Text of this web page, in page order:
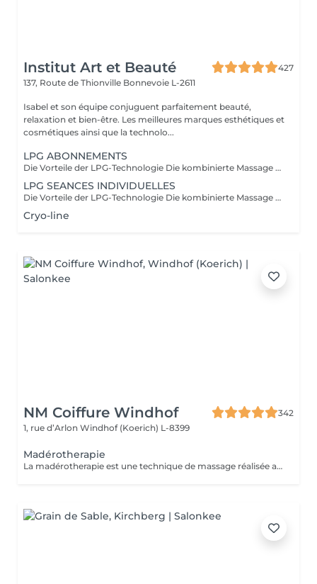
Institut Art et Beauté
427
137, Route de Thionville Bonnevoie L-2611
Isabel et son équipe conjuguent parfaitement beauté,
relaxation et bien-être. Les meilleures marques esthétiques et
cosmétiques ainsi que la technolo...
LPG ABONNEMENTS
Die Vorteile der LPG-Technologie Die kombinierte Massage und Saugwirkung des LPG Cellu M6 Medical bietet 100 % natürliche Schlankheits-, Anti-Aging- und therapeutische Lösungen durch schmerzfreie Massagen, die die zellulären Mechanismen auf natürliche Weise reaktivieren und verschiedene Vorteile bieten, die auf Ihre spezifischen Bedürfnisse zugeschnitten sind. Ästhetische Vorteile: Reduziert Cellulite, wobei das "Orangenhaut"-Erscheinungsbild allmählich verschwindet und die Haut wieder glatt und fest erscheint. Harmonisiert die Silhouette. Strafft und verbessert das Hautbild. Reduziert das Erscheinungsbild von Narben, Transplantaten und Verbrennungen. Therapeutische Vorteile: Verbessert die Lymph- und Blutzirkulation. Fördert die postoperative Genesung. Erzeugt eine entspannende Wirkung. Reduziert Muskelschmerzen. Lindert schwere Beine und geschwollene Knöchel. Bereitet den Körper auf körperliche Anstrengung vor. Erleichtert die Erholung nach dem Training: Muskelkater usw. Behandelt sportbedingte Beschwerden: Sehnenentzündungen, Muskelverletzungen usw. Sorgt für Entspannung und Muskelentspannung. Geschulte Praktiker: Carla Lisete Carla Marie Francesca Kümmern Sie sich noch heute um Ihren Körper und Ihre Schönheit mit der LPG-Technologie, um Ihre Haut und Ihren Körper für die kommenden Jahre vorzubereiten.
LPG SEANCES INDIVIDUELLES
Die Vorteile der LPG-Technologie Die kombinierte Massage und Saugwirkung des LPG Cellu M6 Medical bietet 100 % natürliche Schlankheits-, Anti-Aging- und therapeutische Lösungen durch schmerzfreie Massagen, die die zellulären Mechanismen auf natürliche Weise reaktivieren und verschiedene Vorteile bieten, die auf Ihre spezifischen Bedürfnisse zugeschnitten sind. Ästhetische Vorteile: Reduziert Cellulite, wobei das "Orangenhaut"-Erscheinungsbild allmählich verschwindet und die Haut wieder glatt und fest erscheint. Harmonisiert die Silhouette. Strafft und verbessert das Hautbild. Reduziert das Erscheinungsbild von Narben, Transplantaten und Verbrennungen. Therapeutische Vorteile: Verbessert die Lymph- und Blutzirkulation. Fördert die postoperative Genesung. Erzeugt eine entspannende Wirkung. Reduziert Muskelschmerzen. Lindert schwere Beine und geschwollene Knöchel. Bereitet den Körper auf körperliche Anstrengung vor. Erleichtert die Erholung nach dem Training: Muskelkater usw. Behandelt sportbedingte Beschwerden: Sehnenentzündungen, Muskelverletzungen usw. Sorgt für Entspannung und Muskelentspannung. Geschulte Praktiker: Carla Lisete Carla Marie Francesca Kümmern Sie sich noch heute um Ihren Körper und Ihre Schönheit mit der LPG-Technologie, um Ihre Haut und Ihren Körper für die kommenden Jahre vorzubereiten.
Cryo-line
NM Coiffure Windhof
342
1, rue d’Arlon Windhof (Koerich) L-8399
Madérotherapie
La madérotherapie est une technique de massage réalisée avec des instruments en bois spécialement éllaboré affin de sculpter , tonifier votre corps. Naturelle et non invasive, celle- ci offre des résultats visibles et surtout durable dans le temps. Ses bienfaits : - Réduction de la cellulite - Grande amélioration de la circulation sanguine et lymphatique - Raffermissement de la peau - Diminution des tensions musculaires - Remodelage de la silhouette